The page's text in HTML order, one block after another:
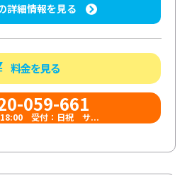
詳細情報を見る
料金を見る
059-661
18:00 受付：日祝 サ...